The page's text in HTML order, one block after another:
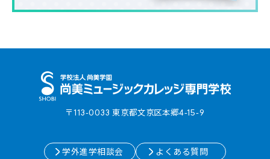
〒113-0033 東京都⽂京区本郷4-15-9
学外進学相談会 よくある質問